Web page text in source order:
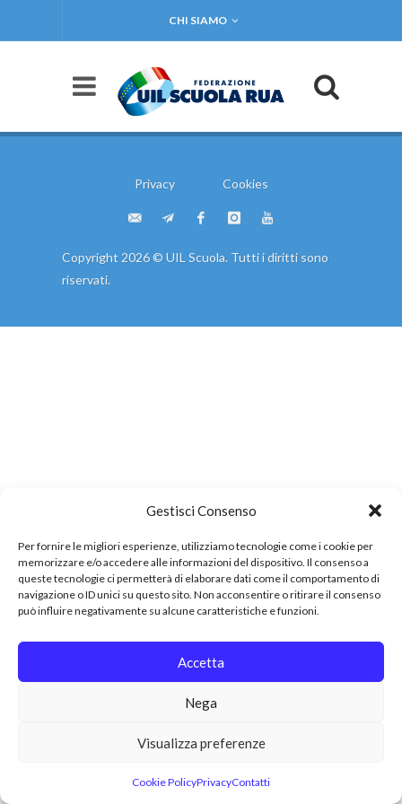
Gestisci Consenso
Per fornire le migliori esperienze, utilizziamo tecnologie come i cookie per
memorizzare e/o accedere alle informazioni del dispositivo. Il consenso a
queste tecnologie ci permetterà di elaborare dati come il comportamento di
navigazione o ID unici su questo sito. Non acconsentire o ritirare il consenso
può influire negativamente su alcune caratteristiche e funzioni.
Accetta
Nega
Visualizza preferenze
Cookie PolicyPrivacyContatti
CHI SIAMO
Privacy Cookies
Copyright 2026 © UIL Scuola. Tutti i diritti sono
riservati.